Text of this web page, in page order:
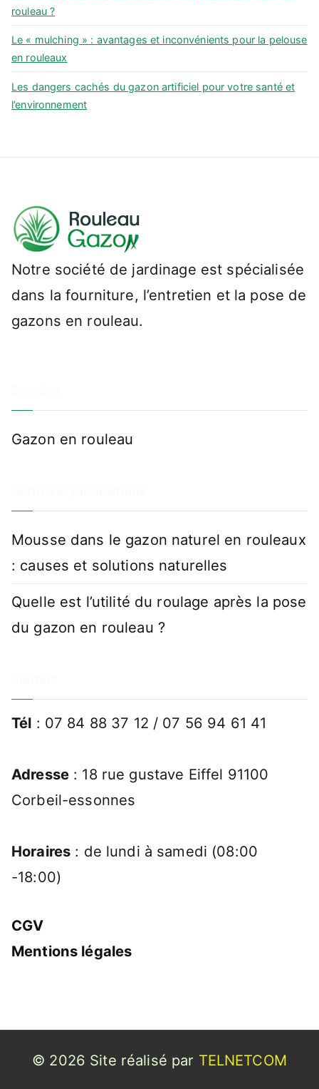
rouleau ?
Le « mulching » : avantages et inconvénients pour la pelouse
en rouleaux
Les dangers cachés du gazon artificiel pour votre santé et
l’environnement
Notre société de jardinage est spécialisée
dans la fourniture, l’entretien et la pose de
gazons en rouleau.
Gazon en rouleau
Mousse dans le gazon naturel en rouleaux
: causes et solutions naturelles
Quelle est l’utilité du roulage après la pose
du gazon en rouleau ?
Tél : 07 84 88 37 12 / 07 56 94 61 41
Adresse : 18 rue gustave Eiffel 91100
Corbeil-essonnes
Horaires : de lundi à samedi (08:00
-18:00)
CGV
Mentions légales
© 2026 Site réalisé par TELNETCOM